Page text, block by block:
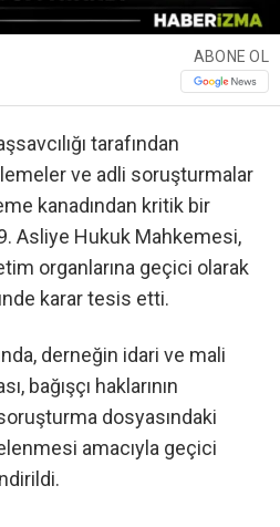
ABONE OL
tarafından
ve adli soruşturmalar
kanadından kritik bir
Asliye Hukuk Mahkemesi,
organlarına geçici olarak
karar tesis etti.
derneğin idari ve mali
bağışçı haklarının
dosyasındaki
amacıyla geçici